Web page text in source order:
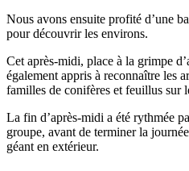
Nous avons ensuite profité d’une
pour découvrir les environs.
Cet après-midi, place à la grimpe
également appris à reconnaître les
familles de conifères et feuillus sur
La fin d’après-midi a été rythmée
groupe, avant de terminer la
géant en extérieur.